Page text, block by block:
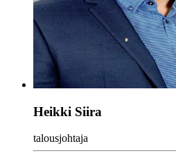
Heikki Siira
talousjohtaja